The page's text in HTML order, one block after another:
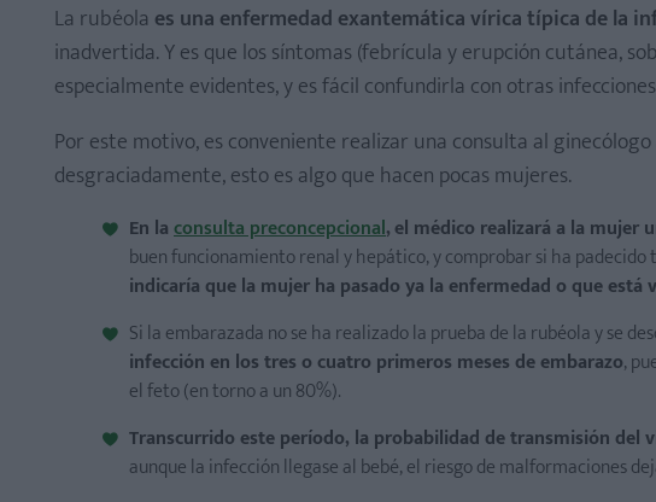
La rubéola es una enfermedad exantemática vírica típica de la
inadvertida. Y es que los síntomas (febrícula y erupción cutánea,
especialmente evidentes, y es fácil confundirla con otras
Por este motivo, es conveniente realizar una consulta al
desgraciadamente, esto es algo que hacen pocas mujeres.
En laconsulta preconcepcional,el médico realizará a la mujer
buen funcionamiento renal y hepático, y comprobar si ha padecido
indicaría que la mujer ha pasado ya la enfermedad o que
Si la embarazada no se ha realizado la prueba de la rubéola y se
infección en los tres o cuatro primeros meses de embarazo,
el feto (en torno a un 80%).
Transcurrido este período, la probabilidad de transmisión del
aunque la infección llegase al bebé, el riesgo de malformaciones